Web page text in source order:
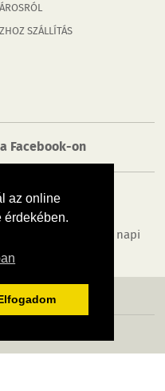
az online
érdekében.
SZÁLLÍTÁS
Facebook-on
programok, képek, napi
RÓLUNK